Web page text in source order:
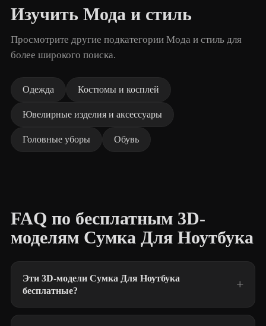
Изучить Мода и стиль
Просмотрите другие подкатегории Мода и стиль для
более широкого поиска.
Одежда Костюмы и косплей
Ювелирные изделия и аксессуары
Головные уборы Обувь
FAQ по бесплатным 3D-
моделям Сумка Для Ноутбука
Эти 3D-модели Сумка Для Ноутбука
бесплатные?